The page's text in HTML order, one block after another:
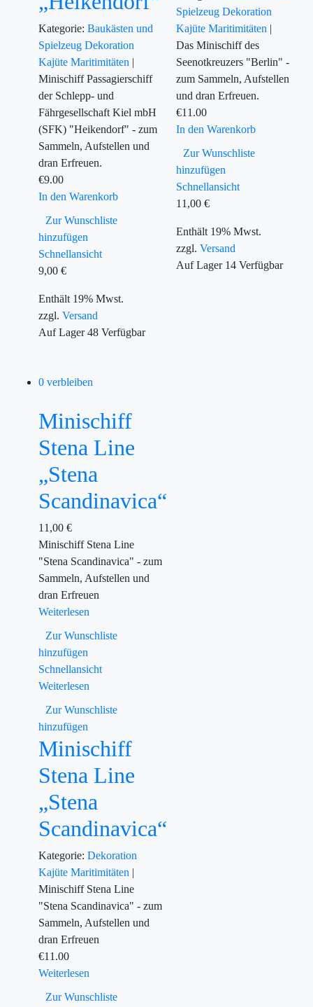
Kategorie: Baukästen und
Spielzeug Dekoration
Kajüte Maritimitäten |
Minischiff Passagierschiff
der Schlepp- und
Fährgesellschaft Kiel mbH
(SFK) "Heikendorf" - zum
Sammeln, Aufstellen und
dran Erfreuen.
€9.00
In den Warenkorb
Zur Wunschliste
hinzufügen
Schnellansicht
9,00 €
Enthält 19% Mwst.
zzgl. Versand
Auf Lager48 Verfügbar
Spielzeug Dekoration
Kajüte Maritimitäten |
Das Minischiff des
Seenotkreuzers "Berlin" -
zum Sammeln, Aufstellen
und dran Erfreuen.
€11.00
In den Warenkorb
Zur Wunschliste
hinzufügen
Schnellansicht
11,00 €
Enthält 19% Mwst.
zzgl. Versand
Auf Lager14 Verfügbar
0 verbleiben
Minischiff
Stena Line
„Stena
Scandinavica“
11,00 €
Minischiff Stena Line
"Stena Scandinavica" - zum
Sammeln, Aufstellen und
dran Erfreuen
Weiterlesen
Zur Wunschliste
hinzufügen
Schnellansicht
Weiterlesen
Zur Wunschliste
hinzufügen
Minischiff
Stena Line
„Stena
Scandinavica“
Kategorie: Dekoration
Kajüte Maritimitäten |
Minischiff Stena Line
"Stena Scandinavica" - zum
Sammeln, Aufstellen und
dran Erfreuen
€11.00
Weiterlesen
Zur Wunschliste